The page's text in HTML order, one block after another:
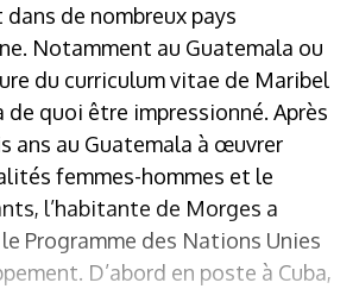
de nombreux pays
Notamment au Guatemala ou
du curriculum vitae de Maribel
de quoi être impressionné. Après
ans au Guatemala à œuvrer
femmes-hommes et le
l’habitante de Morges a
Programme des Nations Unies
D’abord en poste à Cuba,